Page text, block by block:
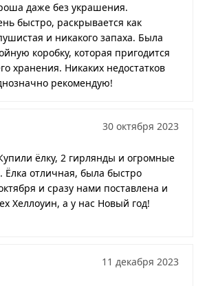
даже без украшения.
быстро, раскрывается как
и никакого запаха. Была
коробку, которая пригодится
хранения. Никаких недостатков
рекомендую!
30 октября 2023
ёлку, 2 гирлянды и огромные
отличная, была быстро
и сразу нами поставлена и
Хеллоуин, а у нас Новый год!
11 декабря 2023